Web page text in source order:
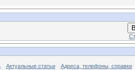
Актуальные статьи Адреса, телефоны, справки